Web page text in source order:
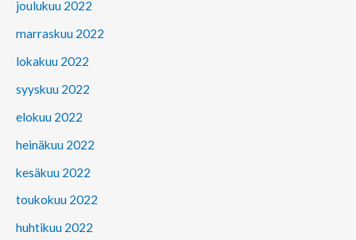
joulukuu 2022
marraskuu 2022
lokakuu 2022
syyskuu 2022
elokuu 2022
heinäkuu 2022
kesäkuu 2022
toukokuu 2022
huhtikuu 2022